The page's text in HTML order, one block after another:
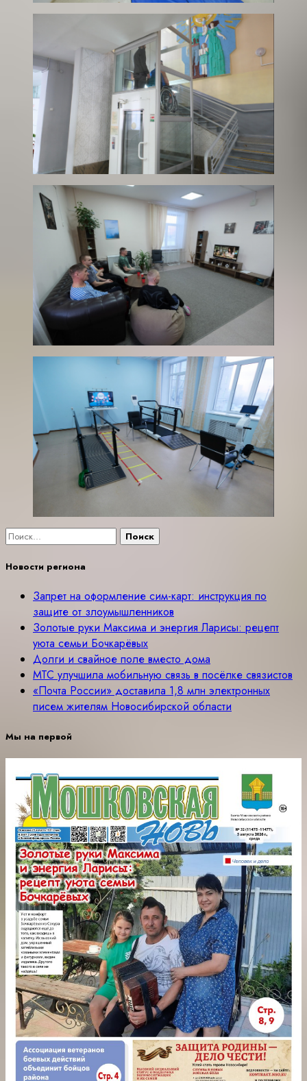
Найти:
Новости региона
Запрет на оформление сим-карт: инструкция по
защите от злоумышленников
Золотые руки Максима и энергия Ларисы: рецепт
уюта семьи Бочкарёвых
Долги и свайное поле вместо дома
МТС улучшила мобильную связь в посёлке связистов
«Почта России» доставила 1,8 млн электронных
писем жителям Новосибирской области
Мы на первой